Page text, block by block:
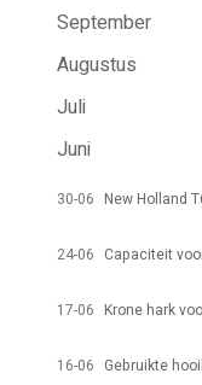
September
Augustus
Juli
Juni
30-06 New Holland
24-06 Capaciteit
17-06 Krone hark
16-06 Gebruikte